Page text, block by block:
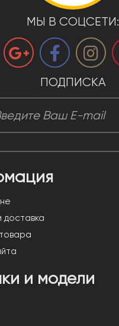
МЫ В СОЦСЕТИ:
ПОДПИСКА
доставка
и модели